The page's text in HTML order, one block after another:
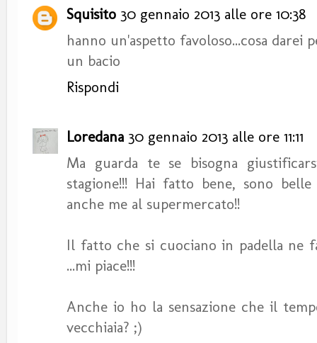
Squisito 30 gennaio 2013 alle ore 10:38
hanno un'aspetto favoloso...cosa darei
un bacio
Rispondi
Loredana 30 gennaio 2013 alle ore 11:11
Ma guarda te se bisogna
stagione!!! Hai fatto bene, sono
anche me al supermercato!!
Il fatto che si cuociano in padella ne
...mi piace!!!
Anche io ho la sensazione che il
vecchiaia? ;)